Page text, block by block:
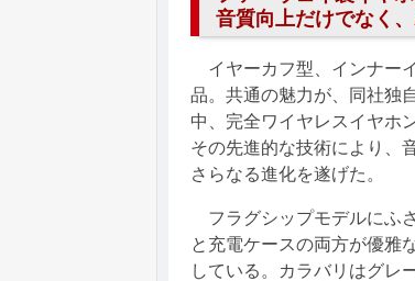
音質向上だけでなく
イヤーカフ型、インナー
品。共通の魅力が、同社独
中、完全ワイヤレスイヤホ
その先進的な技術により、
さらなる進化を遂げた。
フラグシップモデルにふ
と充電ケースの両方が優雅
している。カラバリはグレ